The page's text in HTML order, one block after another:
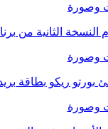
وصورة
النسخة الثانية من
وصورة
بورتو ريكو بطاقة
وصورة